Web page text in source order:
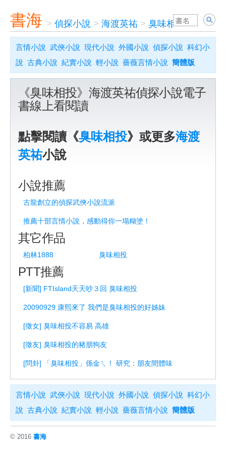
書海 > 偵探小說 > 海渡英祐 > 臭味相投
言情小說 武俠小說 現代小說 外國小說 偵探小說 科幻小
說 古典小說 紀實小說 輕小說 薔薇言情小說 簡體版
《臭味相投》海渡英祐偵探小說電子
書線上看閱讀
點擊閱讀《臭味相投》或更多海渡
英祐小說
小說推薦
古龍創立的偵探武俠小說流派
推薦十部言情小說，感動得你一塌糊塗！
其它作品
柏林1888 臭味相投
PTT推薦
[新聞] FTIsland天天吵３回 臭味相投
20090929 康熙來了 我們是臭味相投的好姊妹
[徵女] 臭味相投不容易 高雄
[徵友] 臭味相投的豬朋狗友
[問卦] 「臭味相投」係金ㄟ！ 研究：朋友間體味
言情小說 武俠小說 現代小說 外國小說 偵探小說 科幻小
說 古典小說 紀實小說 輕小說 薔薇言情小說 簡體版
© 2016 書海